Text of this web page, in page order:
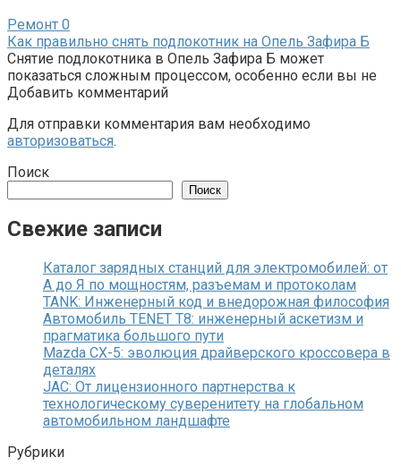
Ремонт 0
Как правильно снять подлокотник на Опель Зафира Б
Снятие подлокотника в Опель Зафира Б может
показаться сложным процессом, особенно если вы не
Добавить комментарий
Для отправки комментария вам необходимо
авторизоваться.
Поиск
Поиск
Свежие записи
Каталог зарядных станций для электромобилей: от
А до Я по мощностям, разъемам и протоколам
TANK: Инженерный код и внедорожная философия
Автомобиль TENET T8: инженерный аскетизм и
прагматика большого пути
Mazda CX-5: эволюция драйверского кроссовера в
деталях
JAC: От лицензионного партнерства к
технологическому суверенитету на глобальном
автомобильном ландшафте
Рубрики